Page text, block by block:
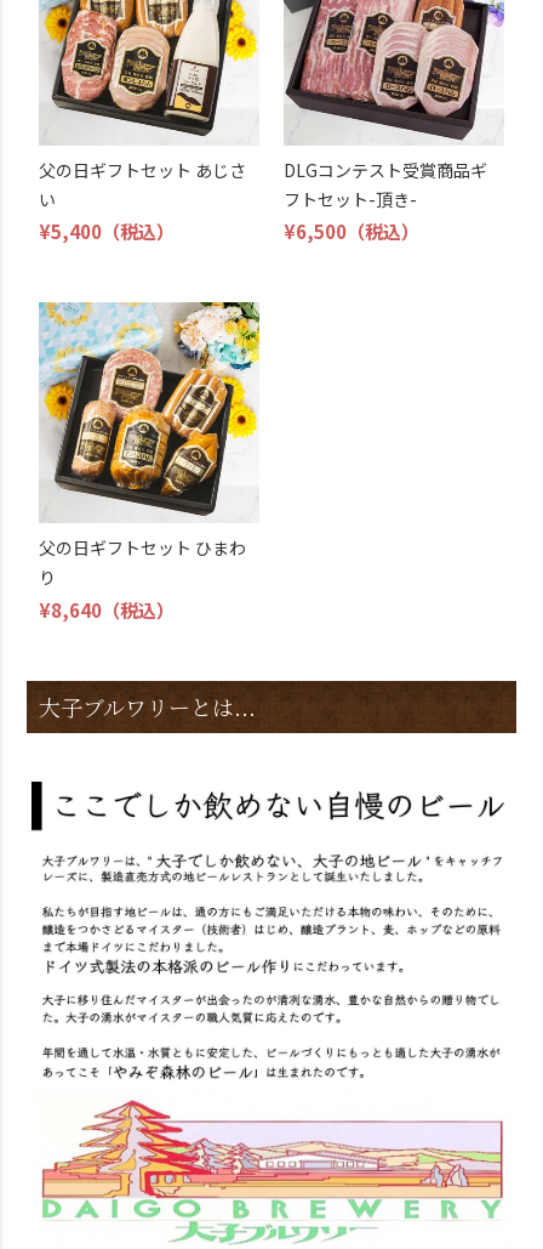
父の日ギフトセット あじさ
い
¥5,400 （税込）
DLGコンテスト受賞商品ギ
フトセット-頂き-
¥6,500 （税込）
父の日ギフトセット ひまわ
り
¥8,640 （税込）
大子ブルワリーとは...